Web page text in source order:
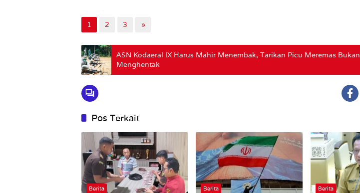
1 2 3 »
ASN Kodaeral lX Harus Mahir Menembak, Tarikan Picu Meremas Bukan
Menghentak
Pos Terkait
Berita Berita Berita